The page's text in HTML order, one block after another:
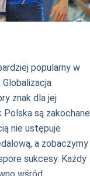
popularny w
Globalizacja
znak dla jej
Polska są zakochane
nie ustępuje
a zobaczymy
sukcesy. Każdy